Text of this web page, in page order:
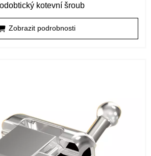
kotevní šroub
Zobrazit podrobnosti